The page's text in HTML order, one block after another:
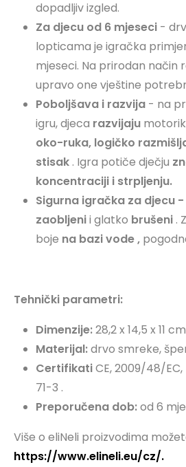
dopadljiv izgled.
Za djecu od 6 mjeseci -
lopticama je igračka
mjeseci. Na prirodan način
upravo one vještine
Poboljšava i razvija - na
igru, djeca razvijaju
oko-ruka, logičko
stisak . Igra potiče dječju
koncentraciji i strpljenju.
Sigurna igračka za djecu -
zaobljenii glatko brušeni .
boje na bazi vode,
Tehnički parametri:
Dimenzije:28,2 x 14,5 x 11
Materijal:drvo smreke,
CertifikatiCE, 2009/48/EC,
71-3 .
Preporučena dob:od 6
Više o eliNeli proizvodima
https://www.elineli.eu/cz/.